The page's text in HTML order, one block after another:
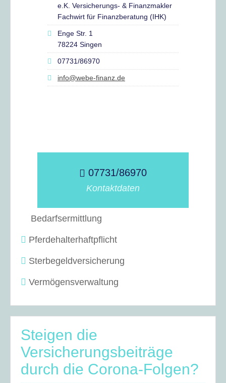
e.K. Versicherungs- & Finanzmakler
Fachwirt für Finanzberatung (IHK)
Enge Str. 1
78224 Singen
07731/86970
info@webe-finanz.de
07731/86970
Kontaktdaten
Bedarfsermittlung
Pferdehalterhaftpflicht
Sterbegeldversicherung
Vermögensverwaltung
Steigen die
Versicherungsbeiträge
durch die Corona-Folgen?